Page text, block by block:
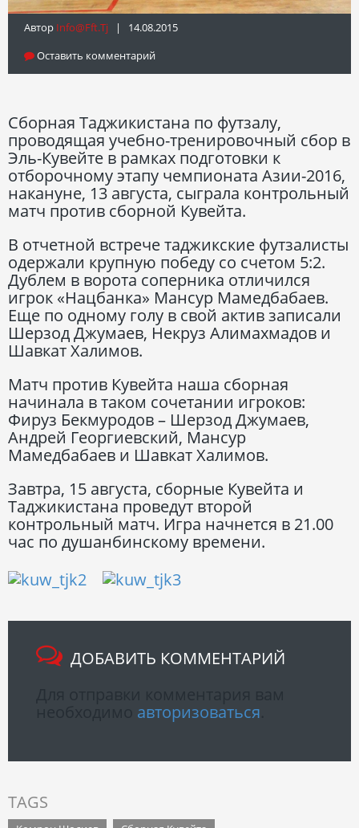
Автор Info@fft.tj | 14.08.2015
Оставить комментарий
Сборная Таджикистана по футзалу,
проводящая учебно-тренировочный сбор в
Эль-Кувейте в рамках подготовки к
отборочному этапу чемпионата Азии-2016,
накануне, 13 августа, сыграла контрольный
матч против сборной Кувейта.
В отчетной встрече таджикские футзалисты
одержали крупную победу со счетом 5:2.
Дублем в ворота соперника отличился
игрок «Нацбанка» Мансур Мамедбабаев.
Еще по одному голу в свой актив записали
Шерзод Джумаев, Некруз Алимахмадов и
Шавкат Халимов.
Матч против Кувейта наша сборная
начинала в таком сочетании игроков:
Фируз Бекмуродов – Шерзод Джумаев,
Андрей Георгиевский, Мансур
Мамедбабаев и Шавкат Халимов.
Завтра, 15 августа, сборные Кувейта и
Таджикистана проведут второй
контрольный матч. Игра начнется в 21.00
час по душанбинскому времени.
ДОБАВИТЬ КОММЕНТАРИЙ
авторизоваться
TAGS